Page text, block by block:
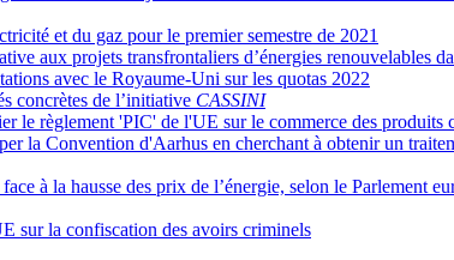
et du gaz pour le premier semestre de 2021
aux projets transfrontaliers d’énergies renouvelables
avec le Royaume-Uni sur les quotas 2022
concrètes de l’initiative CASSINI
le règlement 'PIC' de l'UE sur le commerce des produits
la Convention d'Aarhus en cherchant à obtenir un
à la hausse des prix de l’énergie, selon le Parlement
sur la confiscation des avoirs criminels